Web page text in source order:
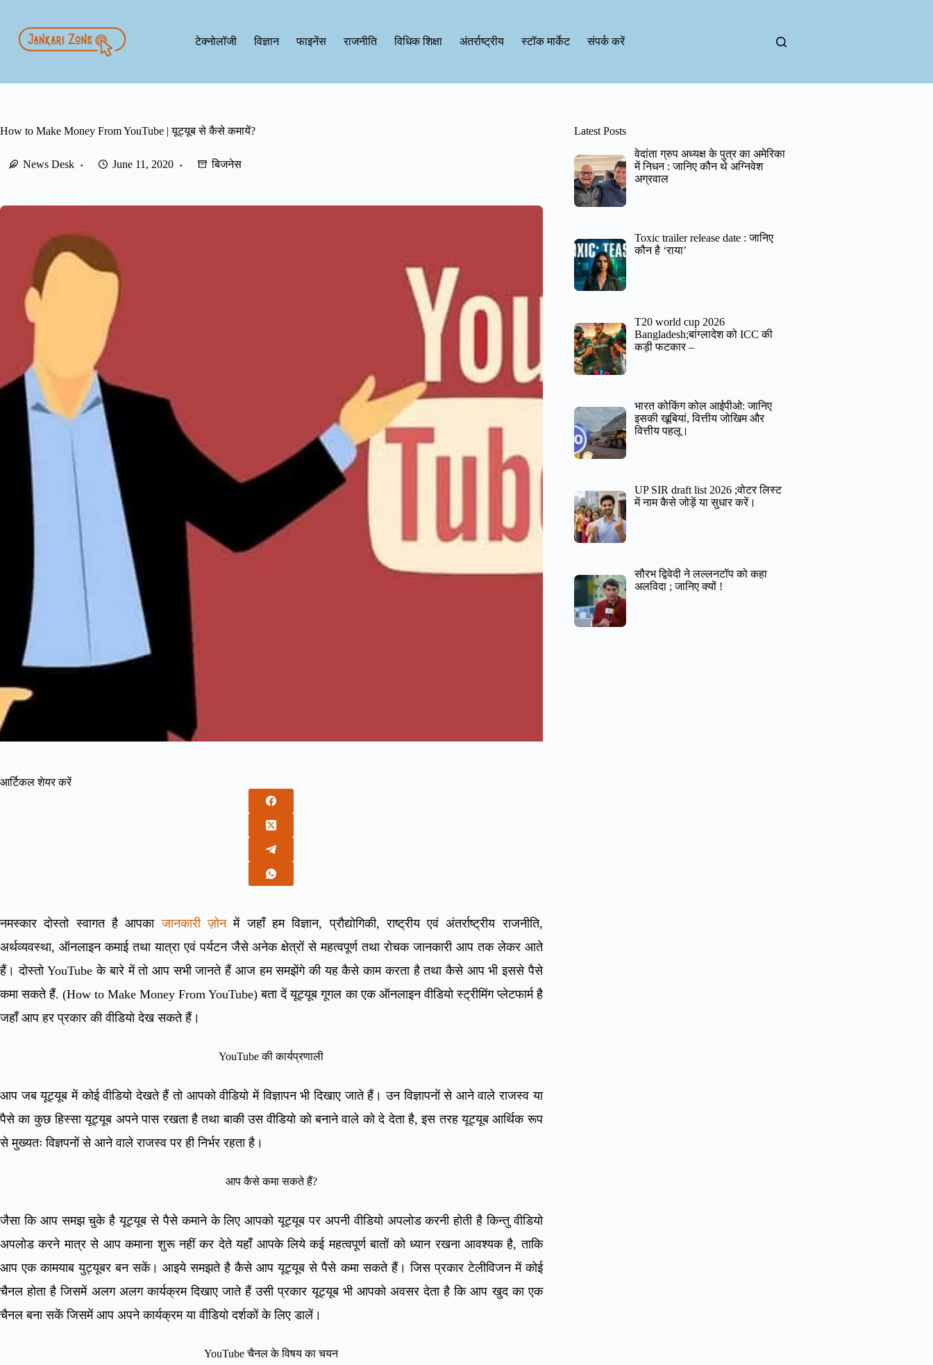
content
टेक्नोलॉजी
विज्ञान फाइनेंस राजनीति विधिक शिक्षा अंतर्राष्ट्रीय स्टॉक मार्केट संपर्क करें
How to Make Money From YouTube | यूट्यूब से कैसे कमायें?
News Desk June 11, 2020 बिजनेस
आर्टिकल शेयर करें
नमस्कार दोस्तो स्वागत है आपकाजानकारी ज़ोनमें जहाँ हम विज्ञान, प्रौद्योगिकी, राष्ट्रीय एवं अंतर्राष्ट्रीय राजनीति,
अर्थव्यवस्था, ऑनलाइन कमाई तथा यात्रा एवं पर्यटन जैसे अनेक क्षेत्रों से महत्वपूर्ण तथा रोचक जानकारी आप तक लेकर आते
हैं। दोस्तो YouTube के बारे में तो आप सभी जानते हैं आज हम समझेंगे की यह कैसे काम करता है तथा कैसे आप भी इससे पैसे
कमा सकते हैं. (How to Make Money From YouTube) बता दें यूट्यूब गूगल का एक ऑनलाइन वीडियो स्ट्रीमिंग प्लेटफार्म है
जहाँ आप हर प्रकार की वीडियो देख सकते हैं।
YouTube की कार्यप्रणाली
आप जब यूट्यूब में कोई वीडियो देखते हैं तो आपको वीडियो में विज्ञापन भी दिखाए जाते हैं। उन विज्ञापनों से आने वाले राजस्व या
पैसे का कुछ हिस्सा यूट्यूब अपने पास रखता है तथा बाकी उस वीडियो को बनाने वाले को दे देता है, इस तरह यूट्यूब आर्थिक रूप
से मुख्यतः विज्ञपनों से आने वाले राजस्व पर ही निर्भर रहता है।
आप कैसे कमा सकते हैं?
जैसा कि आप समझ चुके है यूट्यूब से पैसे कमाने के लिए आपको यूट्यूब पर अपनी वीडियो अपलोड करनी होती है किन्तु वीडियो
अपलोड करने मात्र से आप कमाना शुरू नहीं कर देते यहाँ आपके लिये कई महत्वपूर्ण बातों को ध्यान रखना आवश्यक है, ताकि
आप एक कामयाब युट्यूबर बन सकें। आइये समझते है कैसे आप यूट्यूब से पैसे कमा सकते हैं।जिस प्रकार टेलीविजन में कोई
चैनल होता है जिसमें अलग अलग कार्यक्रम दिखाए जाते हैं उसी प्रकार यूट्यूब भी आपको अवसर देता है कि आप खुद का एक
चैनल बना सकें जिसमें आप अपने कार्यक्रम या वीडियो दर्शकों के लिए डालें।
YouTube चैनल के विषय का चयन
Latest Posts
वेदांता ग्रुप अध्यक्ष के पुत्र का अमेरिका
में निधन : जानिए कौन थे अग्निवेश
अग्रवाल
Toxic trailer release date : जानिए
कौन है ‘राया’
T20 world cup 2026
Bangladesh;बांग्लादेश को ICC की
कड़ी फटकार –
भारत कोकिंग कोल आईपीओ: जानिए
इसकी खूबियां, वित्तीय जोखिम और
वित्तीय पहलू।
UP SIR draft list 2026 ;वोटर लिस्ट
में नाम कैसे जोड़ें या सुधार करें।
सौरभ द्विवेदी ने लल्लनटॉप को कहा
अलविदा ; जानिए क्यों !